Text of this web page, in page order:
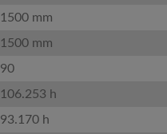
1500 mm
1500 mm
90
106.253 h
93.170 h